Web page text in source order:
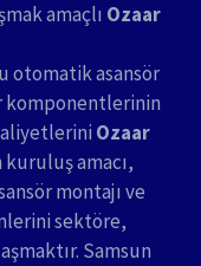
amaçlı Ozaar
otomatik asansör
komponentlerinin
Ozaar
amacı,
montajı ve
sektöre,
Samsun